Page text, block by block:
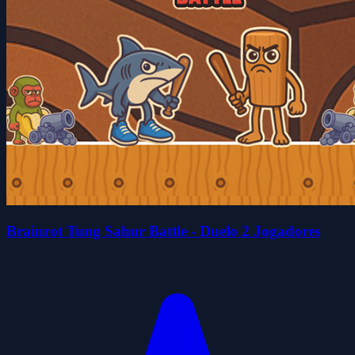
Brainrot Tung Sahur Battle - Duelo 2 Jogadores